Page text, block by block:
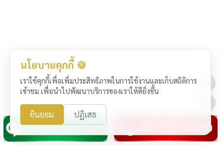
นโยบายคุกกี้ 🍪
เราใช้คุกกี้เพื่อเพิ่มประสิทธิภาพในการใช้งานและเก็บสถิติการ
เข้าชม เพื่อนำไปพัฒนาบริการของเราให้ดียิ่งขึ้น
ยินยอม ปฏิเสธ